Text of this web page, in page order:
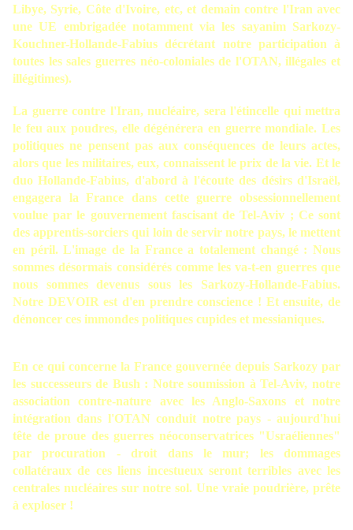
Libye, Syrie, Côte d'Ivoire, etc, et demain contre l'Iran avec
une UE embrigadée notamment via les sayanim Sarkozy-
Kouchner-Hollande-Fabius décrétant notre participation à
toutes les sales guerres néo-coloniales de l'OTAN, illégales et
illégitimes).
La guerre contre l'Iran, nucléaire, sera l'étincelle qui mettra
le feu aux poudres, elle dégénérera en guerre mondiale. Les
politiques ne pensent pas aux conséquences de leurs actes,
alors que les militaires, eux, connaissent le prix de la vie. Et le
duo Hollande-Fabius, d'abord à l'écoute des désirs d'Israël,
engagera la France dans cette guerre obsessionnellement
voulue par le gouvernement fascisant de Tel-Aviv ; Ce sont
des apprentis-sorciers qui loin de servir notre pays, le mettent
en péril. L'image de la France a totalement changé : Nous
sommes désormais considérés comme les va-t-en guerres que
nous sommes devenus sous les Sarkozy-Hollande-Fabius.
Notre DEVOIR est d'en prendre conscience ! Et ensuite, de
dénoncer ces immondes politiques cupides et messianiques.
En ce qui concerne la France gouvernée depuis Sarkozy par
les successeurs de Bush : Notre soumission à Tel-Aviv, notre
association contre-nature avec les Anglo-Saxons et notre
intégration dans l'OTAN conduit notre pays - aujourd'hui
tête de proue des guerres néoconservatrices "Usraéliennes"
par procuration - droit dans le mur; les dommages
collatéraux de ces liens incestueux seront terribles avec les
centrales nucléaires sur notre sol. Une vraie poudrière, prête
à exploser !